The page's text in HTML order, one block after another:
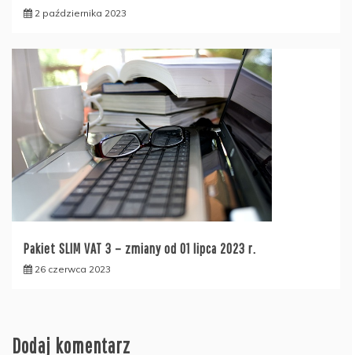
2 października 2023
Pakiet SLIM VAT 3 – zmiany od 01 lipca 2023 r.
26 czerwca 2023
Dodaj komentarz